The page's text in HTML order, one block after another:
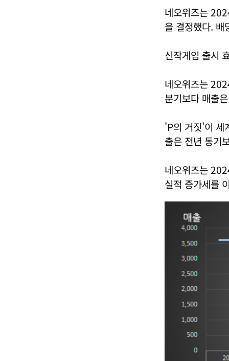
네오위즈는
을 결정했다.
신작게임 출시
네오위즈는
분기보다 매출
'P의 거짓'이 세
출은 전년 동기
네오위즈는
실적 증가세를